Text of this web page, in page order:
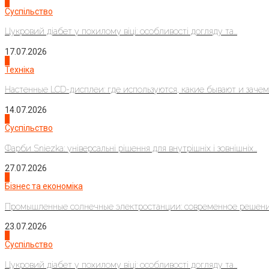
Суспільство
Цукровий діабет у похилому віці: особливості догляду та...
17.07.2026
Техніка
Настенные LCD-дисплеи: где используются, какие бывают и
14.07.2026
Суспільство
Фарби Sniezka: універсальні рішення для внутрішніх і зовнішніх...
27.07.2026
Бізнес та економіка
Промышленные солнечные электростанции: современное
23.07.2026
Суспільство
Цукровий діабет у похилому віці: особливості догляду та...